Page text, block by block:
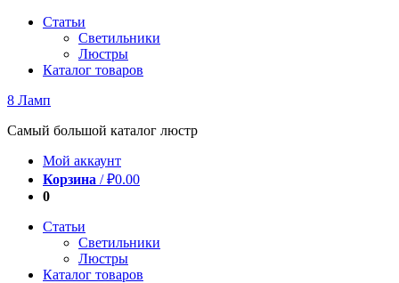
Перейти
содержимому
Статьи
Светильники
Люстры
Каталог товаров
8 Ламп
Самый большой каталог люстр
Мой аккаунт
Корзина /₽0.00
0
Статьи
Светильники
Люстры
Каталог товаров